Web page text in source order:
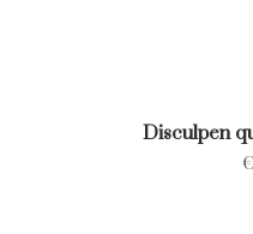
Disculpen
€